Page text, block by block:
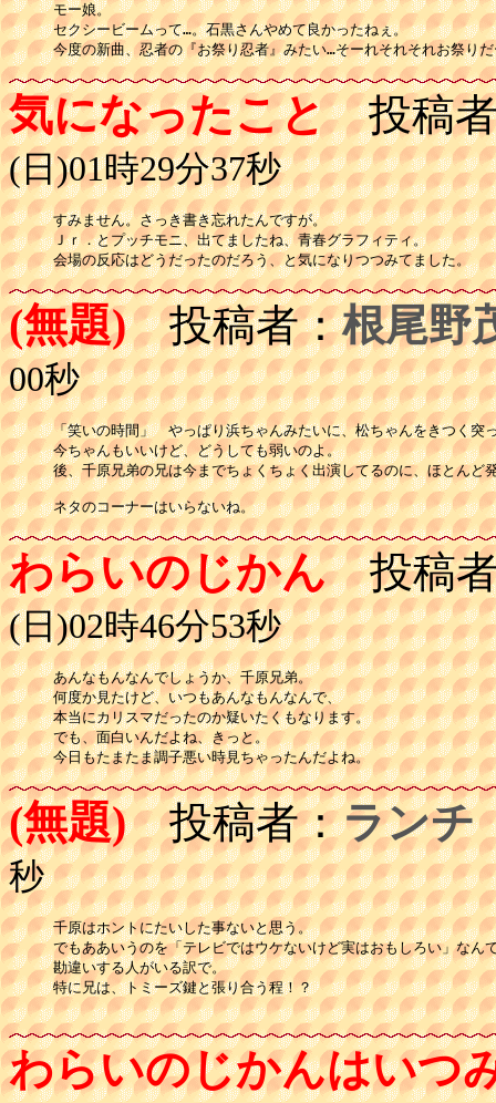
モー娘。
セクシービームって…。石黒さんやめて良かったねぇ。
気になったこと投稿
(日)01時29分37秒
すみません。さっき書き忘れたんですが。
Ｊｒ．とプッチモニ、出てましたね、青春グラフィティ。
(無題)投稿者：根尾野
00秒
「笑いの時間」　やっぱり浜ちゃんみたいに、松ちゃんをきつく突
今ちゃんもいいけど、どうしても弱いのよ。
後、千原兄弟の兄は今までちょくちょく出演してるのに、ほとんど
ネタのコーナーはいらないね。
わらいのじかん投稿
(日)02時46分53秒
あんなもんなんでしょうか、千原兄弟。
何度か見たけど、いつもあんなもんなんで、
本当にカリスマだったのか疑いたくもなります。
でも、面白いんだよね、きっと。
今日もたまたま調子悪い時見ちゃったんだよね。
(無題)投稿者：ランチ
秒
千原はホントにたいした事ないと思う。
でもああいうのを「テレビではウケないけど実はおもしろい」なん
勘違いする人がいる訳で。
特に兄は、トミーズ鍵と張り合う程！？
わらいのじかんはいつ